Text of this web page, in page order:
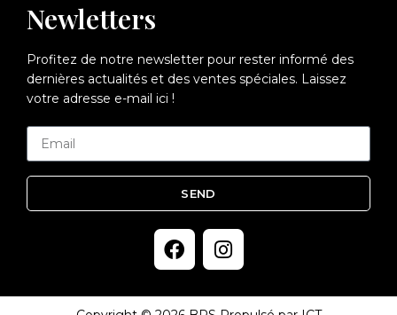
Newletters
Profitez de notre newsletter pour rester informé des
dernières actualités et des ventes spéciales. Laissez
votre adresse e-mail ici !
SEND